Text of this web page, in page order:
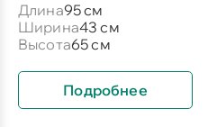
Длина95 см
Ширина43 см
Высота65 см
Подробнее